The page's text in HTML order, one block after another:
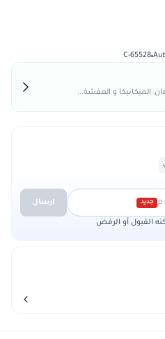
C-65528
الميكانيكا و العفشة...
جديد ارسال
القبول أو الرفض